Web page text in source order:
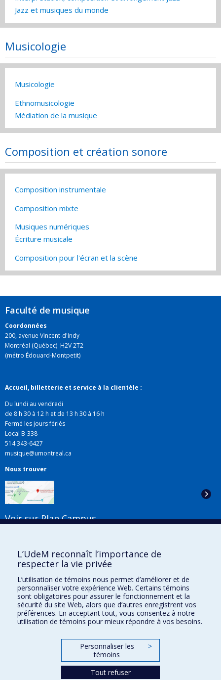
Jazz et musiques du monde
Musicologie
Musicologie
Ethnomusicologie
Médiation de la musique
Composition et création sonore
Composition instrumentale
Composition mixte
Musiques numériques
Écriture musicale
Composition pour l'écran et la scène
Faculté de musique
Coordonnées
200, avenue Vincent-d'Indy
Montréal (Québec) H2V 2T2
(métro Édouard-Montpetit)
Accueil, billetterie et service à la clientèle :
Du lundi au vendredi
de 8 h 30 à 12 h et de 13 h 30 à 16 h
Fermé les jours fériés
Local B-338
514 343-6427
musique@umontreal.ca
Nous trouver
Voir sur Plan Campus
Liens utiles
Plan du site
Accessibilité
S'abonner à l'infolettre
Donner à la Faculté de musique
L’UdeM reconnaît l’importance de
respecter la vie privée
L’utilisation de témoins nous permet d’améliorer et de
personnaliser votre expérience Web. Certains témoins
sont obligatoires pour assurer le fonctionnement et la
sécurité du site Web, alors que d’autres enregistrent vos
préférences. En acceptant tout, vous consentez à notre
utilisation de témoins pour mieux répondre à vos besoins.
Personnaliser les
témoins
>
Tout refuser